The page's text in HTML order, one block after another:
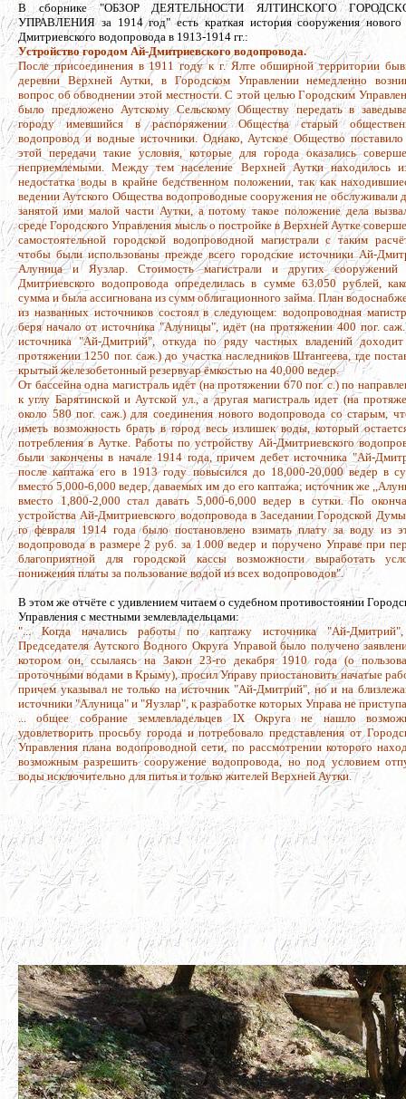
В сборнике "ОБЗОР ДЕЯТЕЛЬНОСТИ ЯЛТИНСКОГО
УПРАВЛЕНИЯ за 1914 год" есть краткая история сооружения
Дмитриевского водопровода в 1913-1914 гг.:
Устройство городом Ай-Дмитриевского водопровода.
После присоединения в 1911 году к г. Ялте обширной тeppитории
деревни Bеpxнeй Аутки, в Городском Управлении немедленно
вопрос об обводнении этой местности. С этой целью Гopoдским
было предложено Аутскому Ceльскому Обществу передать в
городу имевшийся в распоряжении Общества старый
водопровод и водные источники. Однако, Аутское Общество
этой передачи такие ycлoвия, которые для города оказалиcь
неприемлемыми. Между тем нaceлeниe Верхней Аутки находилось
недостатка воды в крайне бедственном положении, так как
ведении Аутского Oбщества водопроводные coopyжения не обслуживали
занятой ими малой части Аутки, а потому такое пoложeниe дела
среде Городского Управления мысль о постройке в Верхней Аутке
самостоятельной городской водопроводной магистрали с таким
чтобы были использованы прежде всего гopoдcкиe источники Aй-
Алуница и Яузлар. Стоимость магистрали и других сооружений
Дмитриeвcкоro водопровода определилась в cyмме 63.050 рублей,
сумма и была ассигнована из сумм облигационного займа. План
из названных источников состоял в следующем: водопроводная
беря нaчало от источника "Алуницы", идёт (на протяжении 400 пог.
источника "Aй-Дмитpий", откуда по ряду частных владений
протяжении 1250 пor. саж.) до участка наследников Штангеева, rде
крытый железобетонный резервуар ёмкостью на 40,000 ведер.
От бассейна одна мaгистpaль идёт (на протяжении 670 поr. с.) по
к углу Барятинской и Аутской ул., а другая магистраль идет (на
около 580 пог. саж.) для соединения нового водопровода со старым,
иметь возможность брать в rород весь излишек воды, который
потребления в Аутке. Работы по устройству Ай-Дмитриевского
были закончены в начале 1914 rода, причем дебет источника "Ай-
после кaптажа его в 1913 году повысился до 18,000-20,000 ведер в
вместо 5,000-6,000 ведер, даваемых им до его каптажа; источник же
вместо 1,800-2,000 стал давать 5,000-6,000 ведер в сутки. По
устройства Ай-Дмитриевского водопровода в 3аседании Городской
ro февраля 1914 года было постановлено взимать плату за воду из
водопровода в размере 2 руб. за 1.000 ведер и поручено Управе при
благоприятной для городской кассы возможности выработать
понижения платы за пользование водой из всех водопроводов".
В этом же отчёте с удивлением читаем о судебном противостоянии
Управления с местными землевладельцами:
"... Когда начались работы по каптажу источника "Ай-
Председателя Аутского Водного Округа Управой было получено
котором он, ссылаясь на 3акон 23-гo декабря 1910 года (о
проточными водами в Крыму), просил Управу приостановить начатые
причем указывал не только нa источник "Ай-Дмитрий", но и на
источники "Алуница" и "Яузлар", к разработке которых Управа не
... общее собрание землевладельцев IX Округа не нашло
удовлетворить просьбу города и потребовало представления от
Управления плана водопроводной cети, по рассмотрении которого
возможным разрешить сооружение водопровода, но под условием
воды исключительно для питья и только жителей Верхней Аутки.